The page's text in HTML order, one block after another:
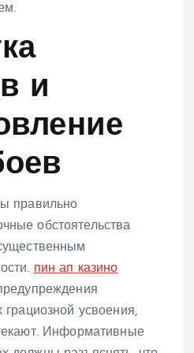
и
правильно
обстоятельства
пин ап казино
усвоения,
Информативные